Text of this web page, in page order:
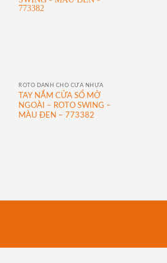
ROTO DÀNH CHO CỬA NHỰA
TAY NẮM CỬA SỔ MỞ
NGOÀI – ROTO SWING –
MÀU ĐEN – 773382